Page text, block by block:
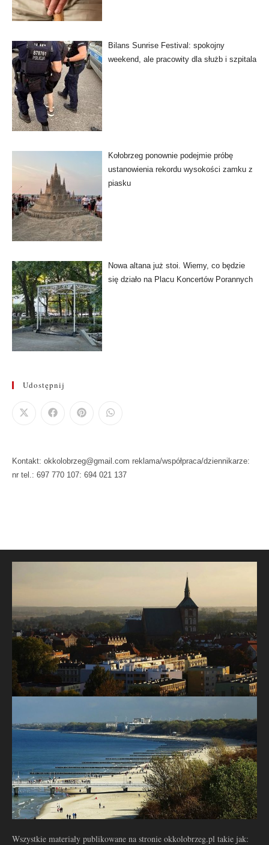
Bilans Sunrise Festival: spokojny
weekend, ale pracowity dla służb i szpitala
Kołobrzeg ponownie podejmie próbę
ustanowienia rekordu wysokości zamku z
piasku
Nowa altana już stoi. Wiemy, co będzie
się działo na Placu Koncertów Porannych
Udostępnij
Kontakt: okkolobrzeg@gmail.com reklama/współpraca/dziennikarze:
nr tel.: 697 770 107: 694 021 137
Wszystkie materiały publikowane na stronie okkolobrzeg.pl takie jak: